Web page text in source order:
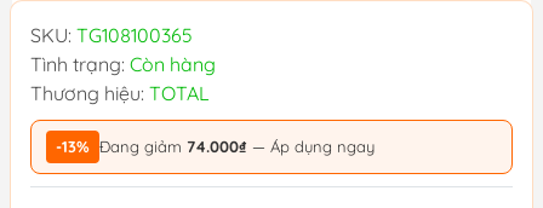
SKU: TG108100365
Tình trạng: Còn hàng
Thương hiệu: TOTAL
-13% Đang giảm 74.000₫ — Áp dụng ngay